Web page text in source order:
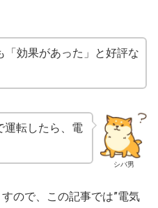
「効果があった」と好評な
シバ男
運転したら、電
ので、この記事では”電気